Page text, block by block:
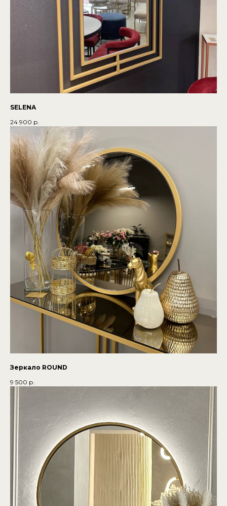
SELENA
24 900 р.
Зеркало ROUND
9 500 р.